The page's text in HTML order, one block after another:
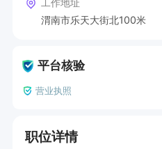
渭南市乐天大街北100米
平台核验
营业执照
职位详情